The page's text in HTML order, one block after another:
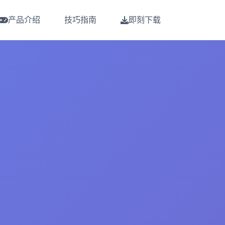
产品介绍 技巧指南 即刻下载